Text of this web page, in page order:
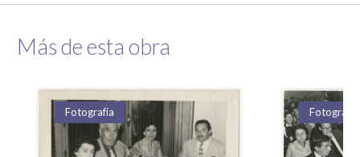
Más de esta obra
Fotografía
Fotografía
Fotografía
Fotografía Fotografía
Fotografía
Fotografía
Fotografía
Fotografía
Fotografía